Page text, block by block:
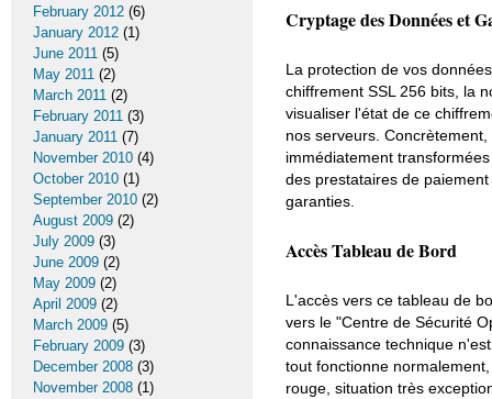
Cryptage des Données et
La protection de vos
chiffrement SSL 256 bits, la
visualiser l'état de ce
nos serveurs.
immédiatement
des prestataires de
garanties.
Accès Tableau de Bord
L'accès vers ce tableau de
vers le "Centre de Sécurité
connaissance technique
tout fonctionne
rouge, situation très
February 2012 (6)
January 2012 (1)
June 2011 (5)
May 2011 (2)
March 2011 (2)
February 2011 (3)
January 2011 (7)
November 2010 (4)
October 2010 (1)
September 2010 (2)
August 2009 (2)
July 2009 (3)
June 2009 (2)
May 2009 (2)
April 2009 (2)
March 2009 (5)
February 2009 (3)
December 2008 (3)
November 2008 (1)